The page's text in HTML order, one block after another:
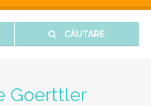
CĂUTARE
Goerttler